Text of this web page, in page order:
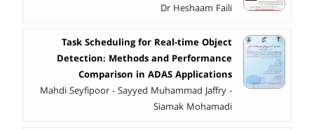
Dr Heshaam Faili
Task Scheduling for Real-time Object
Detection: Methods and Performance
Comparison in ADAS Applications
Mahdi Seyfipoor - Sayyed Muhammad Jaffry -
Siamak Mohamadi